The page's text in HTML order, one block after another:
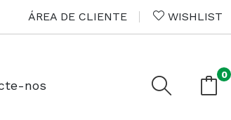
ÁREA DE CLIENTE WISHLIST
nos
0